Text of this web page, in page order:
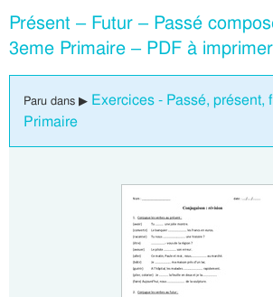
Présent – Futur – Passé
3eme Primaire – PDF à imprimer
Paru dans ▶ Exercices - Passé, présent,
Primaire